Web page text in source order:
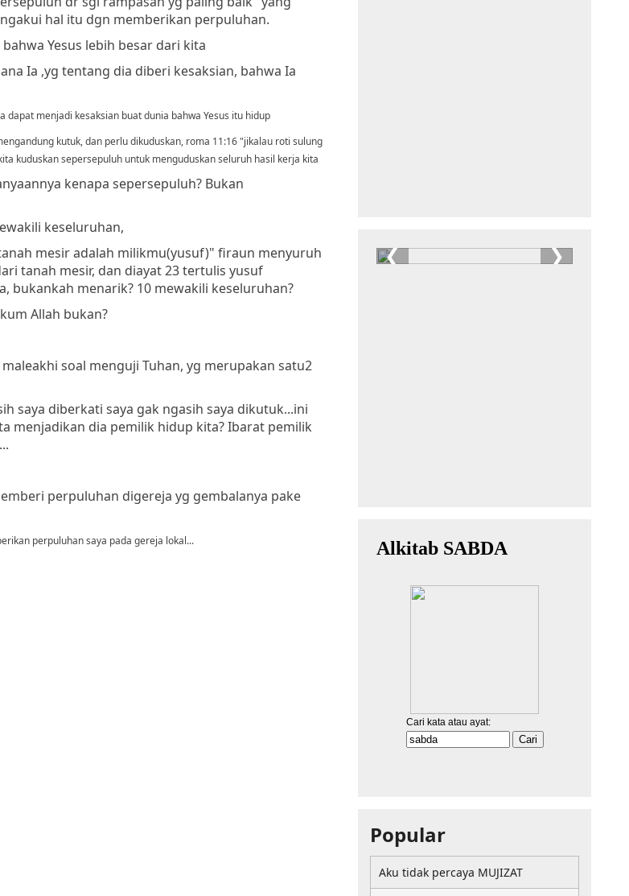
hal itu dgn memberikan perpuluhan.
Yesus lebih besar dari kita
Ia ,yg tentang dia diberi kesaksian, bahwa Ia
menjadi kesaksian buat dunia bahwa Yesus itu hidup
kutuk, dan perlu dikuduskan, roma 11:16 "jikalau roti sulung
kuduskan sepersepuluh untuk menguduskan seluruh hasil kerja kita
kenapa sepersepuluh? Bukan
keseluruhan,
mesir adalah milikmu(yusuf)" firaun menyuruh
tanah mesir, dan diayat 23 tertulis yusuf
bukankah menarik? 10 mewakili keseluruhan?
Allah bukan?
soal menguji Tuhan, yg merupakan satu2
saya diberkati saya gak ngasih saya dikutuk...ini
menjadikan dia pemilik hidup kita? Ibarat pemilik
perpuluhan digereja yg gembalanya pake
perpuluhan saya pada gereja lokal...
Popular
Aku tidak percaya MUJIZAT